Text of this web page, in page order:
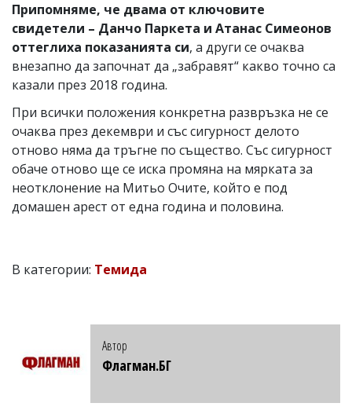
Припомняме, че двама от ключовите
свидетели – Данчо Паркета и Атанас Симеонов
оттеглиха показанията си, а други се очаква
внезапно да започнат да „забравят“ какво точно са
казали през 2018 година.
При всички положения конкретна развръзка не се
очаква през декември и със сигурност делото
отново няма да тръгне по същество. Със сигурност
обаче отново ще се иска промяна на мярката за
неотклонение на Митьо Очите, който е под
домашен арест от една година и половина.
В категории: Темида
Автор
Флагман.БГ